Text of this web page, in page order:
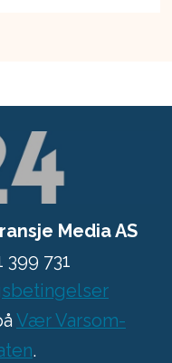
Media AS
731
Vær Varsom-
.